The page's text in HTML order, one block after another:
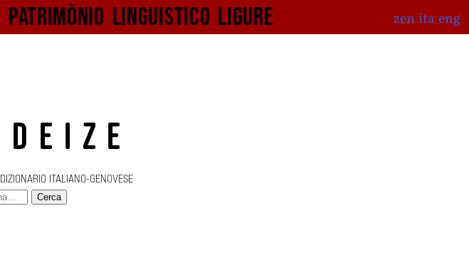
patrimònio linguistico ligure zen ita eng
DEIZE
DIZIONARIO ITALIANO-GENOVESE
Cerca